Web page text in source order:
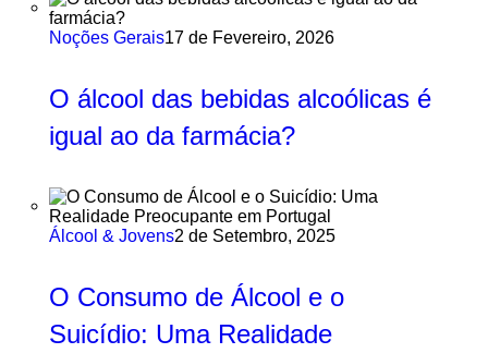
Noções Gerais17 de Fevereiro, 2026
O álcool das bebidas alcoólicas é
igual ao da farmácia?
Álcool & Jovens2 de Setembro, 2025
O Consumo de Álcool e o
Suicídio: Uma Realidade